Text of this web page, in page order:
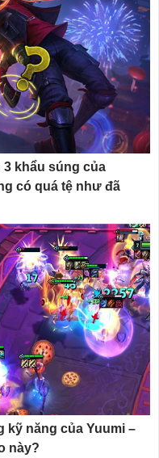
khẩu súng của
có quá tệ như đã
kỹ năng của Yuumi –
này?